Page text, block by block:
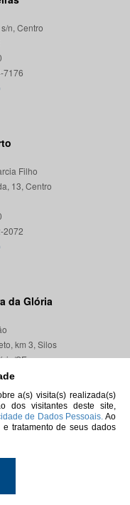
a(s) visita(s) realizada(s)
dos visitantes deste site,
de Dados Pessoais. Ao
tratamento de seus dados
n, Centro
Filho
13, Centro
da Glória
km 3, Silos
SE
Sergipe.